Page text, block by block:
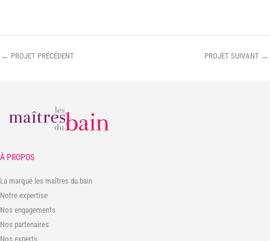
← PROJET PRÉCÉDENT PROJET SUIVANT →
À PROPOS
La marque les maîtres du bain
Notre expertise
Nos engagements
Nos partenaires
Nos experts